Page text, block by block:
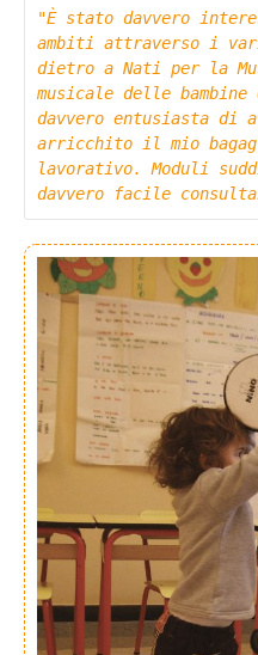
"È stato davvero
ambiti attraverso i
dietro a Nati per la
musicale delle bambine
davvero entusiasta di
arricchito il mio
lavorativo. Moduli
davvero facile